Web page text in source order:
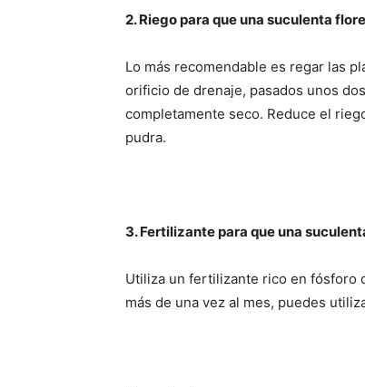
2. Riego para que una suculenta
Lo más recomendable es regar las
orificio de drenaje, pasados unos
completamente seco. Reduce el
pudra.
3. Fertilizante para que una
Utiliza un fertilizante rico en fósforo
más de una vez al mes, puedes